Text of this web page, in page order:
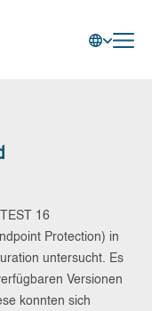
16
Protection) in
untersucht. Es
Versionen
konnten sich